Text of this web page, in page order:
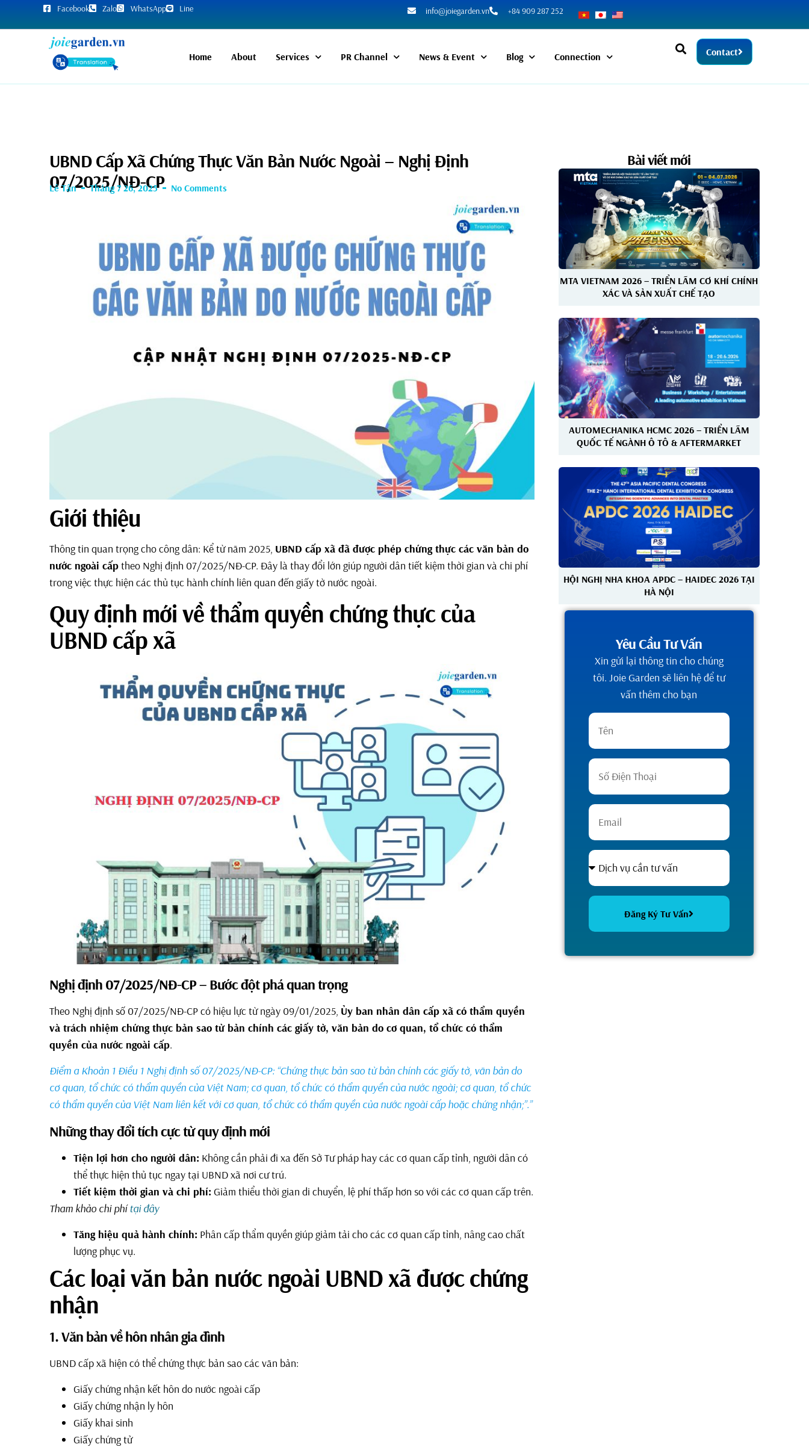
Facebook Zalo WhatsApp Line info@joiegarden.vn +84 909 287 252
Home About Services PR Channel News & Event Blog Connection Contact
UBND Cấp Xã Chứng Thực Văn Bản Nước Ngoài – Nghị Định
07/2025/NĐ-CP
Lê Tân Tháng 7 26, 2025 No Comments
Giới thiệu
Thông tin quan trọng cho công dân: Kể từ năm 2025, UBND cấp xã đã được phép chứng thực các văn bản do
nước ngoài cấptheo Nghị định 07/2025/NĐ-CP. Đây là thay đổi lớn giúp người dân tiết kiệm thời gian và chi phí
trong việc thực hiện các thủ tục hành chính liên quan đến giấy tờ nước ngoài.
Quy định mới về thẩm quyền chứng thực của
UBND cấp xã
Nghị định 07/2025/NĐ-CP – Bước đột phá quan trọng
Theo Nghị định số 07/2025/NĐ-CP có hiệu lực từ ngày 09/01/2025, Ủy ban nhân dân cấp xã có thẩm quyền
và trách nhiệm chứng thực bản sao từ bản chính các giấy tờ, văn bản do cơ quan, tổ chức có thẩm
quyền của nước ngoài cấp.
Điểm a Khoản 1 Điều 1 Nghị định số 07/2025/NĐ-CP: “Chứng thực bản sao từ bản chính các giấy tờ, văn bản do
cơ quan, tổ chức có thẩm quyền của Việt Nam; cơ quan, tổ chức có thẩm quyền của nước ngoài; cơ quan, tổ chức
có thẩm quyền của Việt Nam liên kết với cơ quan, tổ chức có thẩm quyền của nước ngoài cấp hoặc chứng nhận;”.”
Những thay đổi tích cực từ quy định mới
Tiện lợi hơn cho người dân: Không cần phải đi xa đến Sở Tư pháp hay các cơ quan cấp tỉnh, người dân có
thể thực hiện thủ tục ngay tại UBND xã nơi cư trú.
Tiết kiệm thời gian và chi phí: Giảm thiểu thời gian di chuyển, lệ phí thấp hơn so với các cơ quan cấp trên.
Tham khảo chi phítại đây
Tăng hiệu quả hành chính: Phân cấp thẩm quyền giúp giảm tải cho các cơ quan cấp tỉnh, nâng cao chất
lượng phục vụ.
Các loại văn bản nước ngoài UBND xã được chứng
nhận
1. Văn bản về hôn nhân gia đình
UBND cấp xã hiện có thể chứng thực bản sao các văn bản:
Giấy chứng nhận kết hôn do nước ngoài cấp
Giấy chứng nhận ly hôn
Giấy khai sinh
Giấy chứng tử
Bài viết mới
MTA VIETNAM 2026 – TRIỂN LÃM CƠ KHÍ CHÍNH
XÁC VÀ SẢN XUẤT CHẾ TẠO
AUTOMECHANIKA HCMC 2026 – TRIỂN LÃM
QUỐC TẾ NGÀNH Ô TÔ & AFTERMARKET
HỘI NGHỊ NHA KHOA APDC – HAIDEC 2026 TẠI
HÀ NỘI
Yêu Cầu Tư Vấn
Xin gửi lại thông tin cho chúng
tôi. Joie Garden sẽ liên hệ để tư
vấn thêm cho bạn
Đăng Ký Tư Vấn